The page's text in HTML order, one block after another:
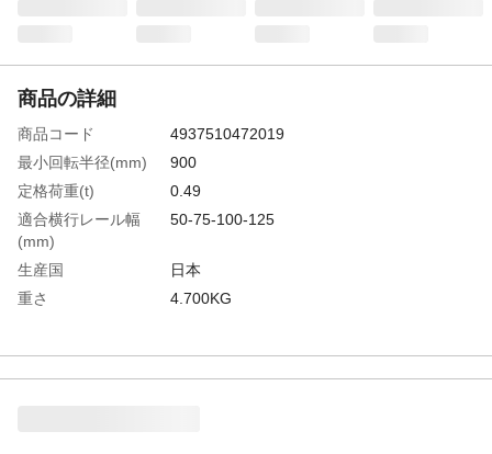
商品の詳細
商品コード
4937510472019
最小回転半径(mm)
900
定格荷重(t)
0.49
適合横行レール幅
(mm)
50-75-100-125
生産国
日本
重さ
4.700KG